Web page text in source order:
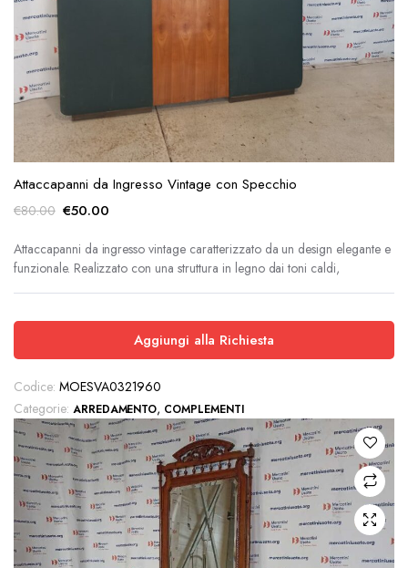
Attaccapanni da Ingresso Vintage con Specchio
€80.00 Il
originale
era:
€80.00.
€50.00Il
attuale
è:
€50.00.
Attaccapanni da ingresso vintage caratterizzato da un design elegante e
funzionale. Realizzato con una struttura in legno dai toni caldi,
Aggiungi alla Richiesta
Codice: MOESVA0321960
Categorie: ARREDAMENTO, COMPLEMENTI